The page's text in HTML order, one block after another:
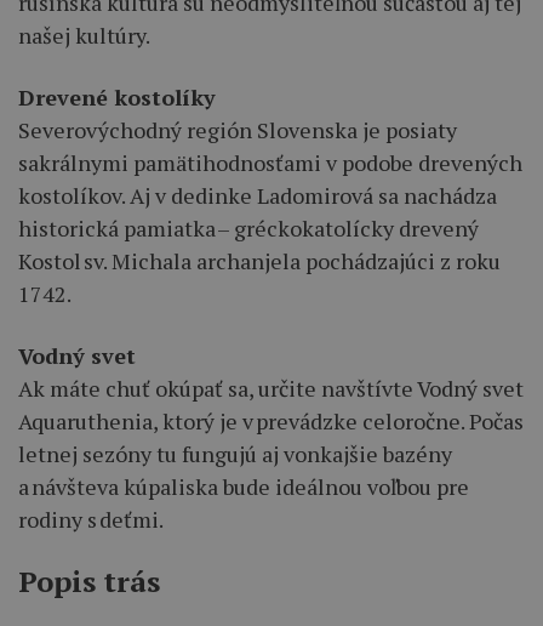
našej kultúry.
Drevené kostolíky
Severovýchodný región Slovenska je posiaty
sakrálnymi pamätihodnosťami v podobe drevených
kostolíkov. Aj v dedinke Ladomirová sa nachádza
historická pamiatka – gréckokatolícky drevený
Kostol sv. Michala archanjela pochádzajúci z roku
1742.
Vodný svet
Ak máte chuť okúpať sa, určite navštívte Vodný svet
Aquaruthenia, ktorý je v prevádzke celoročne. Počas
letnej sezóny tu fungujú aj vonkajšie bazény
a návšteva kúpaliska bude ideálnou voľbou pre
rodiny s deťmi.
Popis trás